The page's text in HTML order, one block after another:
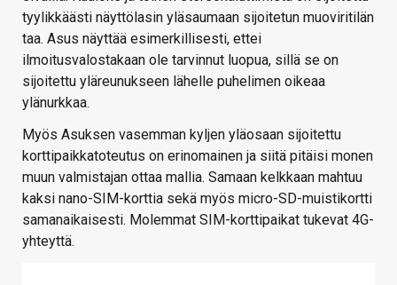
tyylikkäästi näyttölasin yläsaumaan sijoitetun muoviritilän
taa. Asus näyttää esimerkillisesti, ettei
ilmoitusvalostakaan ole tarvinnut luopua, sillä se on
sijoitettu yläreunukseen lähelle puhelimen oikeaa
ylänurkkaa.
Myös Asuksen vasemman kyljen yläosaan sijoitettu
korttipaikkatoteutus on erinomainen ja siitä pitäisi monen
muun valmistajan ottaa mallia. Samaan kelkkaan mahtuu
kaksi nano-SIM-korttia sekä myös micro-SD-muistikortti
samanaikaisesti. Molemmat SIM-korttipaikat tukevat 4G-
yhteyttä.